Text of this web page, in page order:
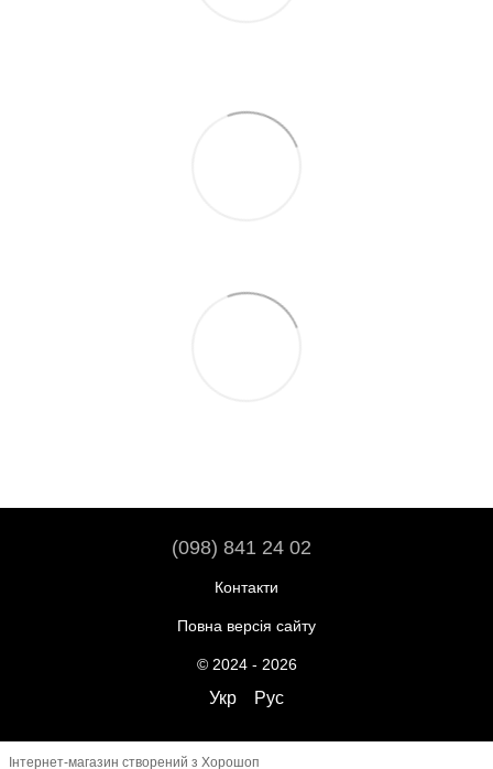
(098) 841 24 02
Контакти
Повна версія сайту
© 2024 - 2026
Укр Рус
Інтернет-магазин створений з Хорошоп